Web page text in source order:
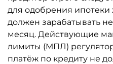
для одобрения ипотеки
должен зарабатывать
месяц. Действующие
лимиты (МПЛ)
платёж по кредиту не